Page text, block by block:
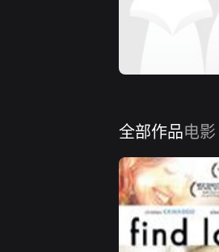
全部作品电影